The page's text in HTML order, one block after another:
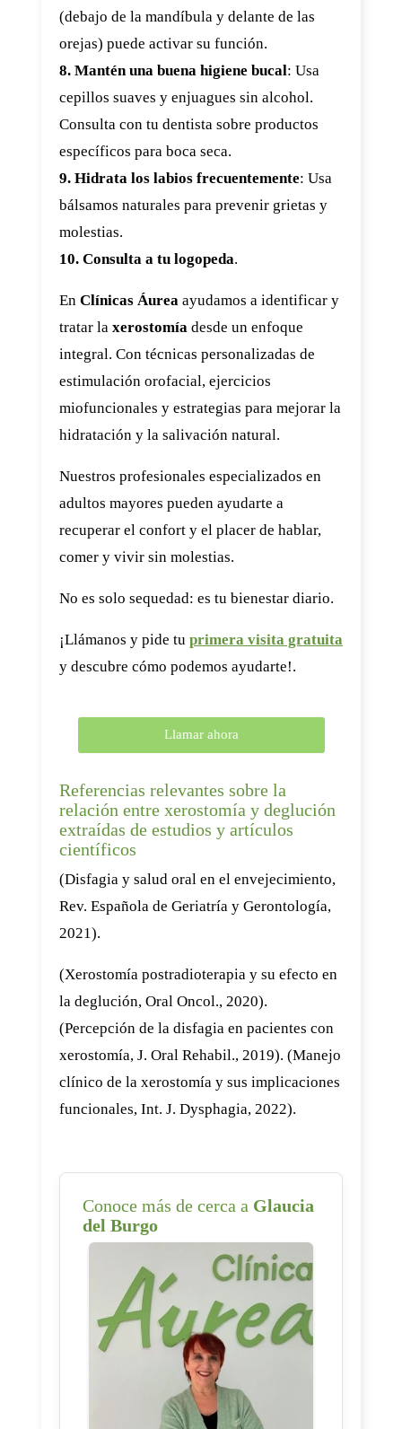
(debajo de la mandíbula y delante de las
orejas) puede activar su función.
8. Mantén una buena higiene bucal: Usa
cepillos suaves y enjuagues sin alcohol.
Consulta con tu dentista sobre productos
específicos para boca seca.
9. Hidrata los labios frecuentemente: Usa
bálsamos naturales para prevenir grietas y
molestias.
10. Consulta a tu logopeda.
En Clínicas Áurea ayudamos a identificar y
tratar la xerostomía desde un enfoque
integral. Con técnicas personalizadas de
estimulación orofacial, ejercicios
miofuncionales y estrategias para mejorar la
hidratación y la salivación natural.
Nuestros profesionales especializados en
adultos mayores pueden ayudarte a
recuperar el confort y el placer de hablar,
comer y vivir sin molestias.
No es solo sequedad: es tu bienestar diario.
¡Llámanos y pide tu primera visita gratuita
y descubre cómo podemos ayudarte!.
Llamar ahora
Referencias relevantes sobre la
relación entre xerostomía y deglución
extraídas de estudios y artículos
científicos
(Disfagia y salud oral en el envejecimiento,
Rev. Española de Geriatría y Gerontología,
2021).
(Xerostomía postradioterapia y su efecto en
la deglución, Oral Oncol., 2020).
(Percepción de la disfagia en pacientes con
xerostomía, J. Oral Rehabil., 2019). (Manejo
clínico de la xerostomía y sus implicaciones
funcionales, Int. J. Dysphagia, 2022).
Conoce más de cerca a Glaucia
del Burgo